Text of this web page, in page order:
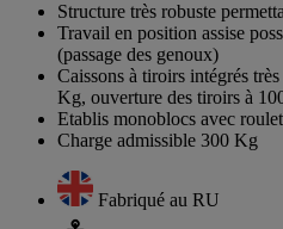
Structure très robuste
Travail en position assise
(passage des genoux)
Caissons à tiroirs intégrés
Kg, ouverture des tiroirs à
Etablis monoblocs avec
Charge admissible 300 Kg
Fabriqué au RU